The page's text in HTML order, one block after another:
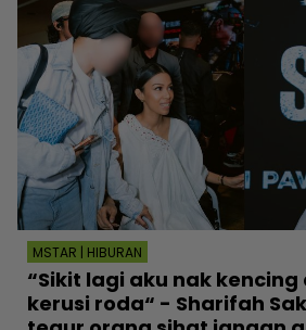
MSTAR | HIBURAN
“Sikit lagi aku nak
kerusi roda“ - Sharifah